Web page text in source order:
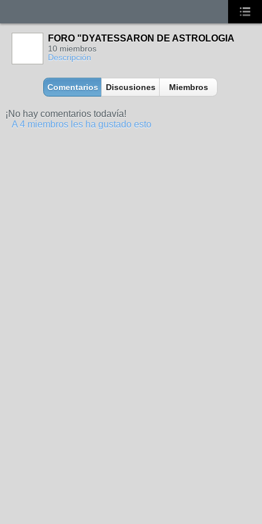
FORO "DYATESSARON DE ASTROLOGIA
10 miembros
Descripción
Comentarios Discusiones Miembros
¡No hay comentarios todavía!
A 4 miembros les ha gustado esto